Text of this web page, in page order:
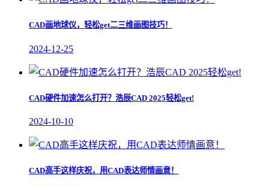
CAD画地球仪，轻松get二三维画图技巧！
2024-12-25
CAD硬件加速怎么打开？浩辰CAD 2025轻松get!
2024-10-10
CAD高手这样庆祝，用CAD表达师情画意！